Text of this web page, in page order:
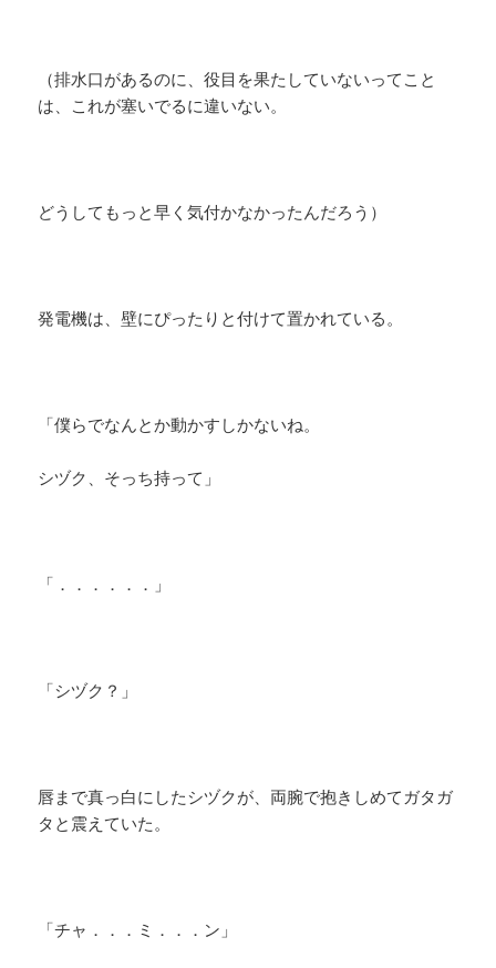
（排水口があるのに、役目を果たしていないってこと
は、これが塞いでるに違いない。
どうしてもっと早く気付かなかったんだろう）
発電機は、壁にぴったりと付けて置かれている。
「僕らでなんとか動かすしかないね。
シヅク、そっち持って」
「．．．．．．」
「シヅク？」
唇まで真っ白にしたシヅクが、両腕で抱きしめてガタガ
タと震えていた。
「チャ．．．ミ．．．ン」